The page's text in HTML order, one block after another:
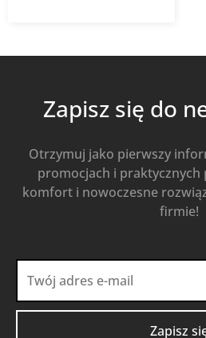
Zapisz się do
Otrzymuj jako pierwszy
promocjach i praktycznych
komfort i nowoczesne
firmie!